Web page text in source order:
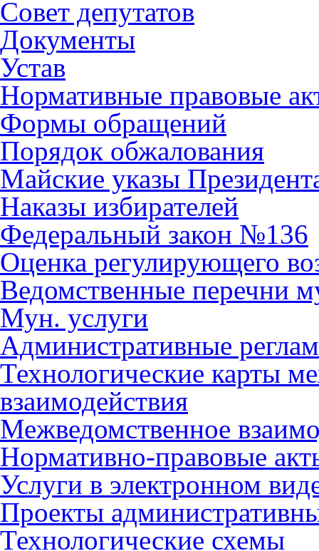
Совет депутатов
Документы
Устав
Нормативные правовые
Формы обращений
Порядок обжалования
Майские указы
Наказы избирателей
Федеральный закон №136
Оценка регулирующего
Ведомственные перечни
Мун. услуги
Административные
Технологические карты
взаимодействия
Межведомственное
Нормативно-правовые
Услуги в электронном
Проекты
Технологические схемы